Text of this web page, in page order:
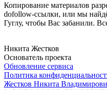
Копирование материалов
dofollow-ссылки, или мы
Гуглу, чтобы Вас забанили.
Никита Жестков
Основатель проекта
Обновление сервиса
Политика
Жестков Никита